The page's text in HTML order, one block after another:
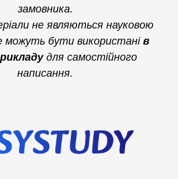
замовника.
не являються науковою
можуть бути використанів
для самостійного
написання.